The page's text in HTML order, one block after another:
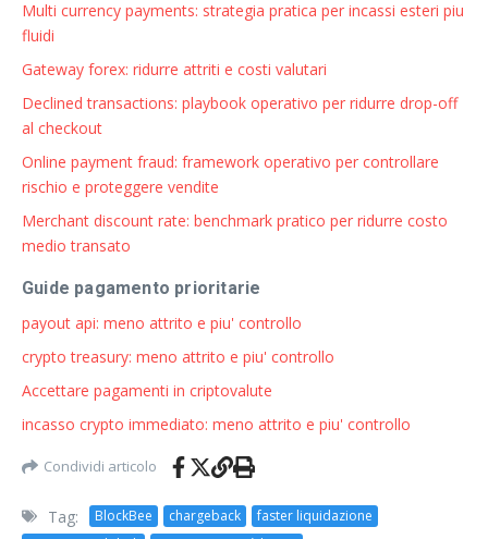
Multi currency payments: strategia pratica per incassi esteri piu
fluidi
Gateway forex: ridurre attriti e costi valutari
Declined transactions: playbook operativo per ridurre drop-off
al checkout
Online payment fraud: framework operativo per controllare
rischio e proteggere vendite
Merchant discount rate: benchmark pratico per ridurre costo
medio transato
Guide pagamento prioritarie
payout api: meno attrito e piu' controllo
crypto treasury: meno attrito e piu' controllo
Accettare pagamenti in criptovalute
incasso crypto immediato: meno attrito e piu' controllo
Condividi articolo
Tag: BlockBee chargeback
faster liquidazione